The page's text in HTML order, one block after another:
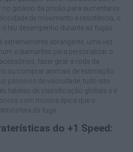
no ginásio da prisão para aumentares
de movimento e resistência, o
teu desempenho durante as fugas.
abrangente, uma vez
e diamantes para personalizar o
fazer girar a roda da
ou comprar animais de estimação
passivos de velocidade, tudo isto
tabelas de classificação globais e é
com música épica que o
da fuga.
do +1 Speed: